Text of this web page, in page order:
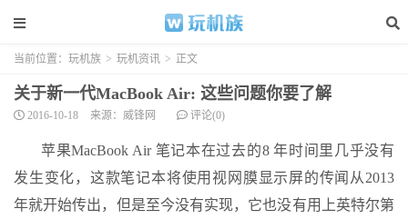
当前位置： 玩机族 > 玩机资讯 > 正文
关于新一代MacBook Air: 这些问题你要了解
2016-10-18 来源：威锋网 评论(0)
苹果MacBook Air 笔记本在过去的8 年时间里几乎没有
发生变化，这款笔记本将使用视网膜显示屏的传闻从2013
年就开始传出，但是至今没有实现，它也没有用上英特尔第